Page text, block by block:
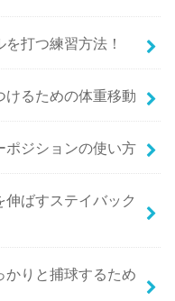
を打つ練習方法！
けるための体重移動
ポジションの使い方
伸ばすステイバック
かりと捕球するため